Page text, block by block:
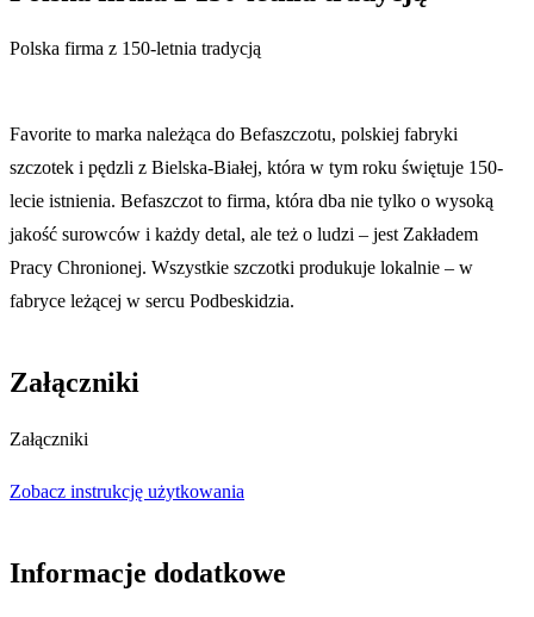
Polska firma z 150-letnia tradycją
Favorite to marka należąca do Befaszczotu, polskiej fabryki
szczotek i pędzli z Bielska-Białej, która w tym roku świętuje 150-
lecie istnienia. Befaszczot to firma, która dba nie tylko o wysoką
jakość surowców i każdy detal, ale też o ludzi – jest Zakładem
Pracy Chronionej. Wszystkie szczotki produkuje lokalnie – w
fabryce leżącej w sercu Podbeskidzia.
Załączniki
Załączniki
Zobacz instrukcję użytkowania
Informacje dodatkowe